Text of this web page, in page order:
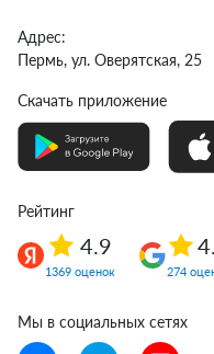
Адрес:
Пермь, ул. Оверятская, 25
Скачать приложение
Рейтинг
4.9
1369 оценок 274
Мы в социальных сетях